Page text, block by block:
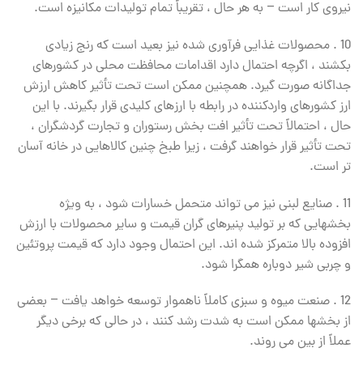
نیروی کار است – به هر حال ، تقریباً تمام تولیدات مکانیزه است.
10 . محصولات غذایی فرآوری شده نیز بعید است که رنج زیادی
بکشند ، اگرچه احتمال دارد اقدامات محافظت محلی در کشورهای
جداگانه صورت گیرد. همچنین ممکن است تحت تأثیر کاهش ارزش
ارز کشورهای واردکننده در رابطه با ارزهای کلیدی قرار بگیرند. با این
حال ، احتمالاً تحت تأثیر افت بخش رستوران و تجارت گردشگران ،
تحت تأثیر قرار خواهند گرفت ، زیرا طبخ چنین کالاهایی در خانه آسان
تر است.
11 . صنایع لبنی نیز می تواند متحمل خسارات شود ، به ویژه
بخشهایی که بر تولید پنیرهای گران قیمت و سایر محصولات با ارزش
افزوده بالا متمرکز شده اند. این احتمال وجود دارد که قیمت پروتئین
و چربی شیر دوباره همگرا شود.
12 . صنعت میوه و سبزی کاملاً ناهموار توسعه خواهد یافت – بعضی
از بخشها ممکن است به شدت رشد کنند ، در حالی که برخی دیگر
عملاً از بین می روند.